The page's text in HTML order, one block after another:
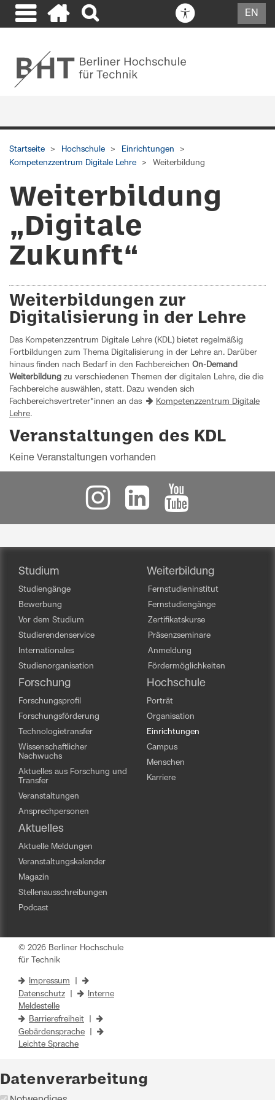
EN
Startseite Hochschule
Einrichtungen
Kompetenzzentrum Digitale Lehre
Weiterbildung
Weiterbildung
„Digitale
Zukunft“
Weiterbildungen zur
Digitalisierung in der Lehre
Das Kompetenzzentrum Digitale Lehre (KDL) bietet regelmäßig
Fortbildungen zum Thema Digitalisierung in der Lehre an. Darüber
hinaus finden nach Bedarf in den Fachbereichen On-Demand
Weiterbildung zu verschiedenen Themen der digitalen Lehre, die die
Fachbereiche auswählen, statt. Dazu wenden sich
Fachbereichsvertreter*innen an das
Kompetenzzentrum Digitale
Lehre.
Veranstaltungen des KDL
Keine Veranstaltungen vorhanden
Studium
Studiengänge
Bewerbung
Vor dem Studium
Studierendenservice
Internationales
Studienorganisation
Weiterbildung
Fernstudieninstitut
Fernstudiengänge
Zertifikatskurse
Präsenzseminare
Anmeldung
Fördermöglichkeiten
Forschung
Forschungsprofil
Forschungsförderung
Technologietransfer
Wissenschaftlicher
Nachwuchs
Aktuelles aus Forschung und
Transfer
Veranstaltungen
Ansprechpersonen
Hochschule
Porträt
Organisation
Einrichtungen
Campus
Menschen
Karriere
Aktuelles
Aktuelle Meldungen
Veranstaltungskalender
Magazin
Stellenausschreibungen
Podcast
© 2026 Berliner Hochschule
für Technik
Impressum
Datenschutz
Interne
Meldestelle
Barrierefreiheit
Gebärdensprache
Leichte Sprache
Datenverarbeitung